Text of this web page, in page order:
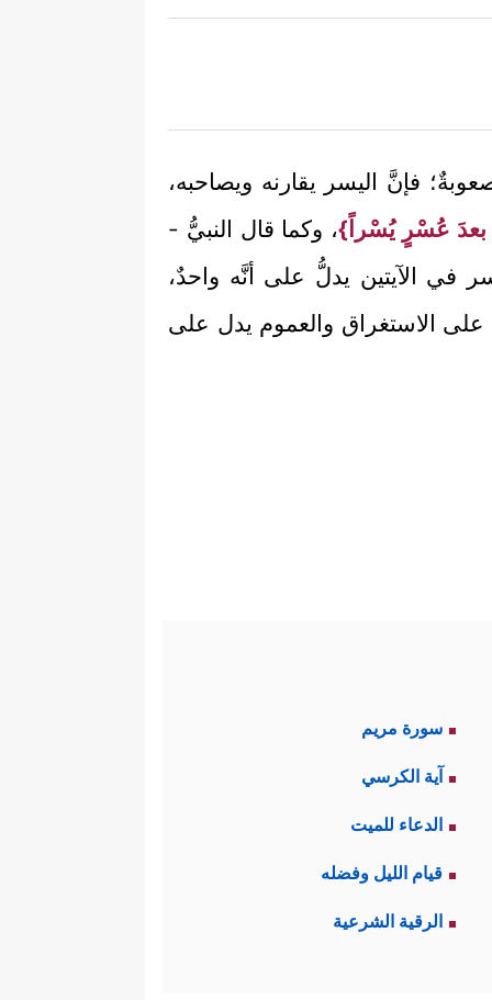
فإنَّ اليسر يقارنه ويصاحبه،
بعدَ عُسْرٍ يُسْراً}، وكما قال النبيُّ -
الآيتين يدلُّ على أنَّه واحدٌ،
على الاستغراق والعموم يدل على
سورة مريم
آية الكرسي
الدعاء للميت
قيام الليل وفضله
الرقية الشرعية